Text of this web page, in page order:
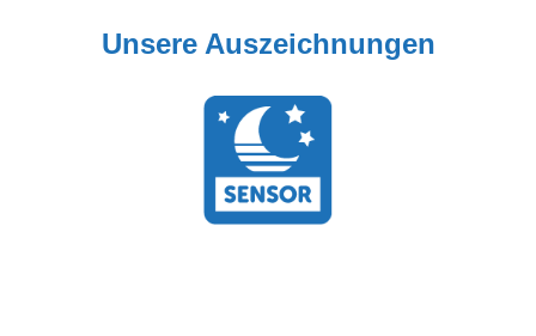
Unsere Auszeichnungen